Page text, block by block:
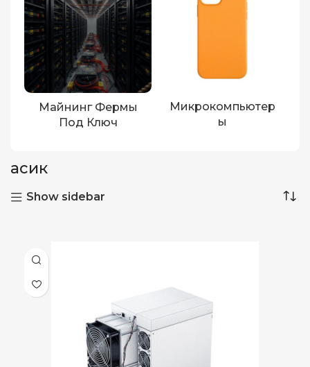
Майнинг Фермы
Под Ключ
Микрокомпьютер
Ы
асик
Show sidebar